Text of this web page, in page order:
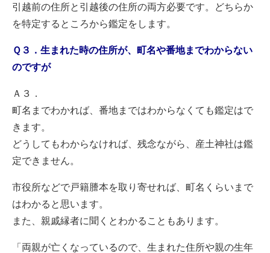
引越前の住所と引越後の住所の両方必要です。どちらか
を特定するところから鑑定をします。
Ｑ３．生まれた時の住所が、町名や番地までわからない
のですが
Ａ３．
町名までわかれば、番地まではわからなくても鑑定はで
きます。
どうしてもわからなければ、残念ながら、産土神社は鑑
定できません。
市役所などで戸籍謄本を取り寄せれば、町名くらいまで
はわかると思います。
また、親戚縁者に聞くとわかることもあります。
「両親が亡くなっているので、生まれた住所や親の生年